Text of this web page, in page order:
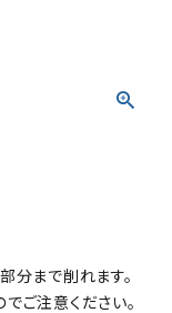
分まで削れます。
ご注意ください。